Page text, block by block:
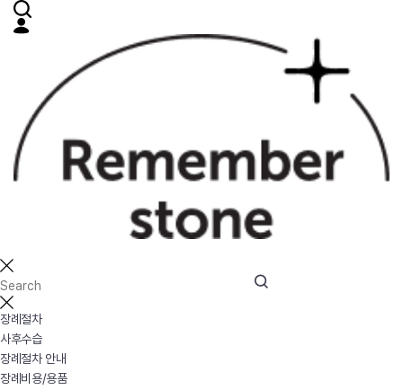
장례절차
사후수습
장례절차 안내
장례비용/용품